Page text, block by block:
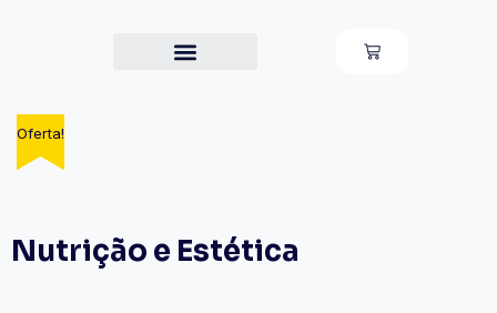
Oferta!
Nutrição e Estética
Oferta!
Oferta!
Oferta!
Oferta!